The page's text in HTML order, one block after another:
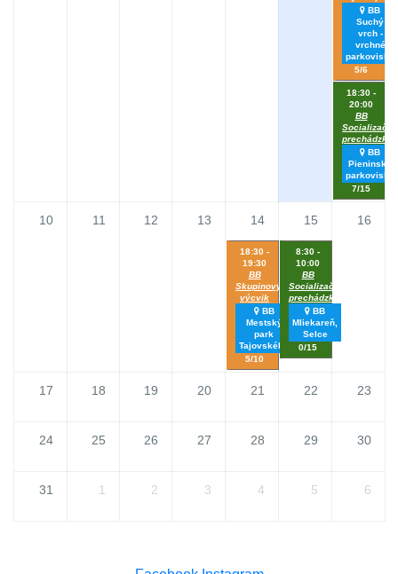
BB
Suchý
vrch -
vrchné
parkovisko
5/6
18:30 -
20:00
BB
Socializačná
prechádzka
BB
Pieninská
parkovisko
7/15
10 11 12 13 14 15 16
18:30 -
19:30
BB
Skupinový
výcvik
BB
Mestský
park
Tajovského
5/10
8:30 -
10:00
BB
Socializačná
prechádzka
BB
Mliekareň,
Selce
0/15
17 18 19 20 21 22 23
24 25 26 27 28 29 30
31 1 2 3 4 5 6